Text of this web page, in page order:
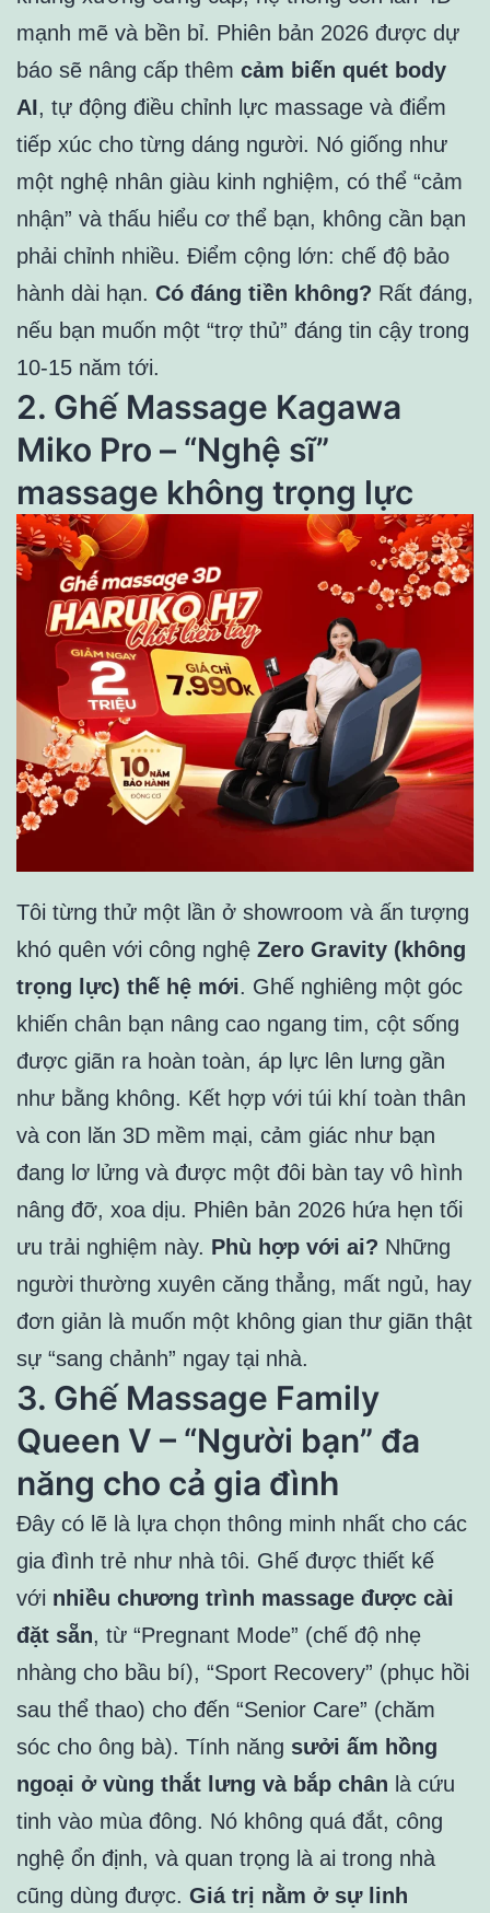
mạnh mẽ và bền bỉ. Phiên bản 2026 được dự
báo sẽ nâng cấp thêm cảm biến quét body
AI, tự động điều chỉnh lực massage và điểm
tiếp xúc cho từng dáng người. Nó giống như
một nghệ nhân giàu kinh nghiệm, có thể “cảm
nhận” và thấu hiểu cơ thể bạn, không cần bạn
phải chỉnh nhiều. Điểm cộng lớn: chế độ bảo
hành dài hạn. Có đáng tiền không? Rất đáng,
nếu bạn muốn một “trợ thủ” đáng tin cậy trong
10-15 năm tới.
2. Ghế Massage Kagawa
Miko Pro – “Nghệ sĩ”
massage không trọng lực
Tôi từng thử một lần ở showroom và ấn tượng
khó quên với công nghệ Zero Gravity (không
trọng lực) thế hệ mới. Ghế nghiêng một góc
khiến chân bạn nâng cao ngang tim, cột sống
được giãn ra hoàn toàn, áp lực lên lưng gần
như bằng không. Kết hợp với túi khí toàn thân
và con lăn 3D mềm mại, cảm giác như bạn
đang lơ lửng và được một đôi bàn tay vô hình
nâng đỡ, xoa dịu. Phiên bản 2026 hứa hẹn tối
ưu trải nghiệm này. Phù hợp với ai? Những
người thường xuyên căng thẳng, mất ngủ, hay
đơn giản là muốn một không gian thư giãn thật
sự “sang chảnh” ngay tại nhà.
3. Ghế Massage Family
Queen V – “Người bạn” đa
năng cho cả gia đình
Đây có lẽ là lựa chọn thông minh nhất cho các
gia đình trẻ như nhà tôi. Ghế được thiết kế
với nhiều chương trình massage được cài
đặt sẵn, từ “Pregnant Mode” (chế độ nhẹ
nhàng cho bầu bí), “Sport Recovery” (phục hồi
sau thể thao) cho đến “Senior Care” (chăm
sóc cho ông bà). Tính năng sưởi ấm hồng
ngoại ở vùng thắt lưng và bắp chân là cứu
tinh vào mùa đông. Nó không quá đắt, công
nghệ ổn định, và quan trọng là ai trong nhà
cũng dùng được. Giá trị nằm ở sự linh